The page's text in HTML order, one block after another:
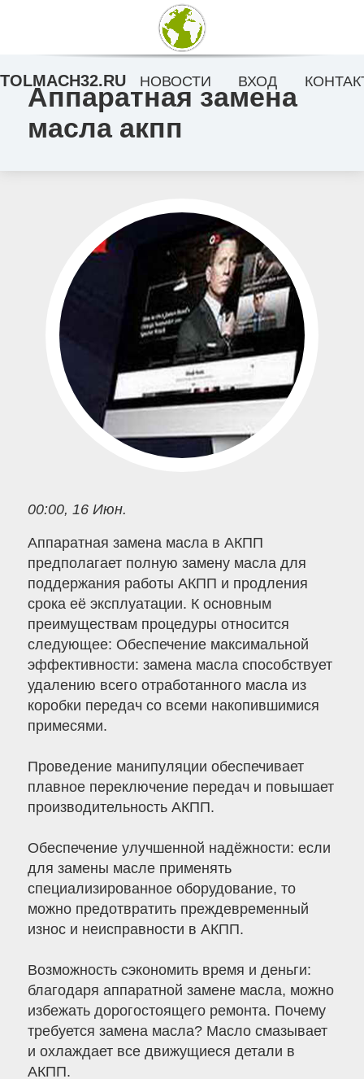
Аппаратная замена
масла акпп
00:00, 16 Июн.
Аппаратная замена масла в АКПП
предполагает полную замену масла для
поддержания работы АКПП и продления
срока её эксплуатации. К основным
преимуществам процедуры относится
следующее: Обеспечение максимальной
эффективности: замена масла способствует
удалению всего отработанного масла из
коробки передач со всеми накопившимися
примесями.
Проведение манипуляции обеспечивает
плавное переключение передач и повышает
производительность АКПП.
Обеспечение улучшенной надёжности: если
для замены масле применять
специализированное оборудование, то
можно предотвратить преждевременный
износ и неисправности в АКПП.
Возможность сэкономить время и деньги:
благодаря аппаратной замене масла, можно
избежать дорогостоящего ремонта. Почему
требуется замена масла? Масло смазывает
и охлаждает все движущиеся детали в
АКПП.
TOLMACH32.RU НОВОСТИ ВХОД